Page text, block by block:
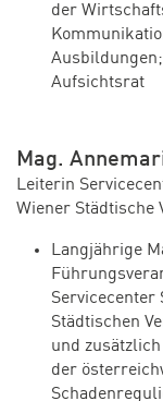
der
Aufsichtsrat
Mag.
Leiterin
Wiener Städtische
Langjährige
Servicecenter
Städtischen
und
der